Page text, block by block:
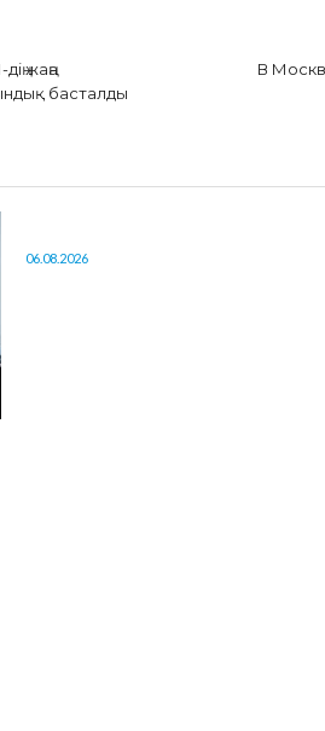
жаңа
басталды
В
06.08.2026